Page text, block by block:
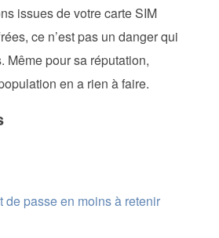
issues de votre carte SIM
ce n’est pas un danger qui
Même pour sa réputation,
en a rien à faire.
de passe en moins à retenir